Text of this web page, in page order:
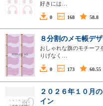
好きには…
0 168 58.8
８分割のメモ帳デ
おしゃれな旗のモチーフ
りげなく…
0 173 60.55
２０２６年１０月
イン